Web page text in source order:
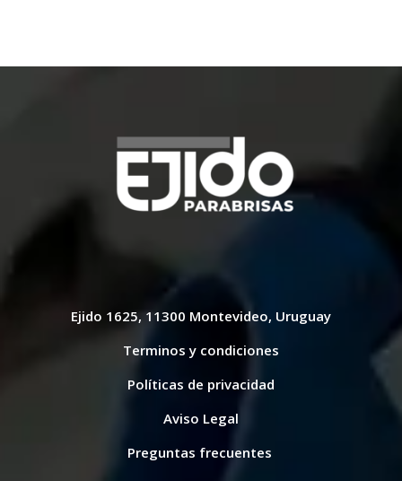
Ejido 1625, 11300 Montevideo, Uruguay
Terminos y condiciones
Políticas de privacidad
Aviso Legal
Preguntas frecuentes